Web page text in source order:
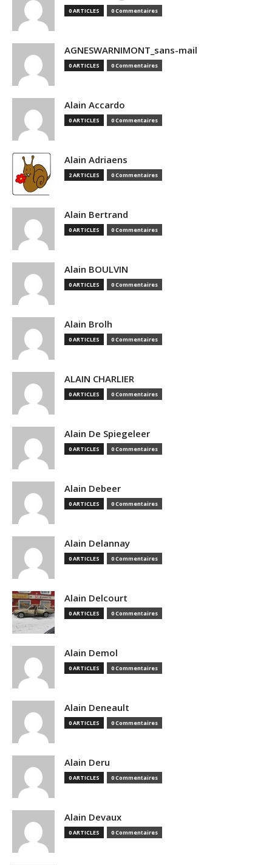
0 ARTICLES 0 Commentaires
AGNESWARNIMONT_sans-mail
0 ARTICLES 0 Commentaires
Alain Accardo
0 ARTICLES 0 Commentaires
Alain Adriaens
2 ARTICLES 0 Commentaires
Alain Bertrand
0 ARTICLES 0 Commentaires
Alain BOULVIN
0 ARTICLES 0 Commentaires
Alain Brolh
0 ARTICLES 0 Commentaires
ALAIN CHARLIER
0 ARTICLES 0 Commentaires
Alain De Spiegeleer
0 ARTICLES 0 Commentaires
Alain Debeer
0 ARTICLES 0 Commentaires
Alain Delannay
0 ARTICLES 0 Commentaires
Alain Delcourt
0 ARTICLES 0 Commentaires
Alain Demol
0 ARTICLES 0 Commentaires
Alain Deneault
0 ARTICLES 0 Commentaires
Alain Deru
0 ARTICLES 0 Commentaires
Alain Devaux
0 ARTICLES 0 Commentaires